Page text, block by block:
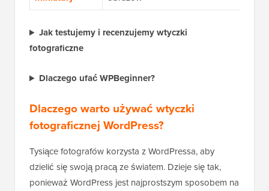
Jak testujemy i recenzujemy wtyczki
fotograficzne
Dlaczego ufać WPBeginner?
Dlaczego warto używać wtyczki
fotograficznej WordPress?
Tysiące fotografów korzysta z WordPressa, aby
dzielić się swoją pracą ze światem. Dzieje się tak,
ponieważ WordPress jest najprostszym sposobem na